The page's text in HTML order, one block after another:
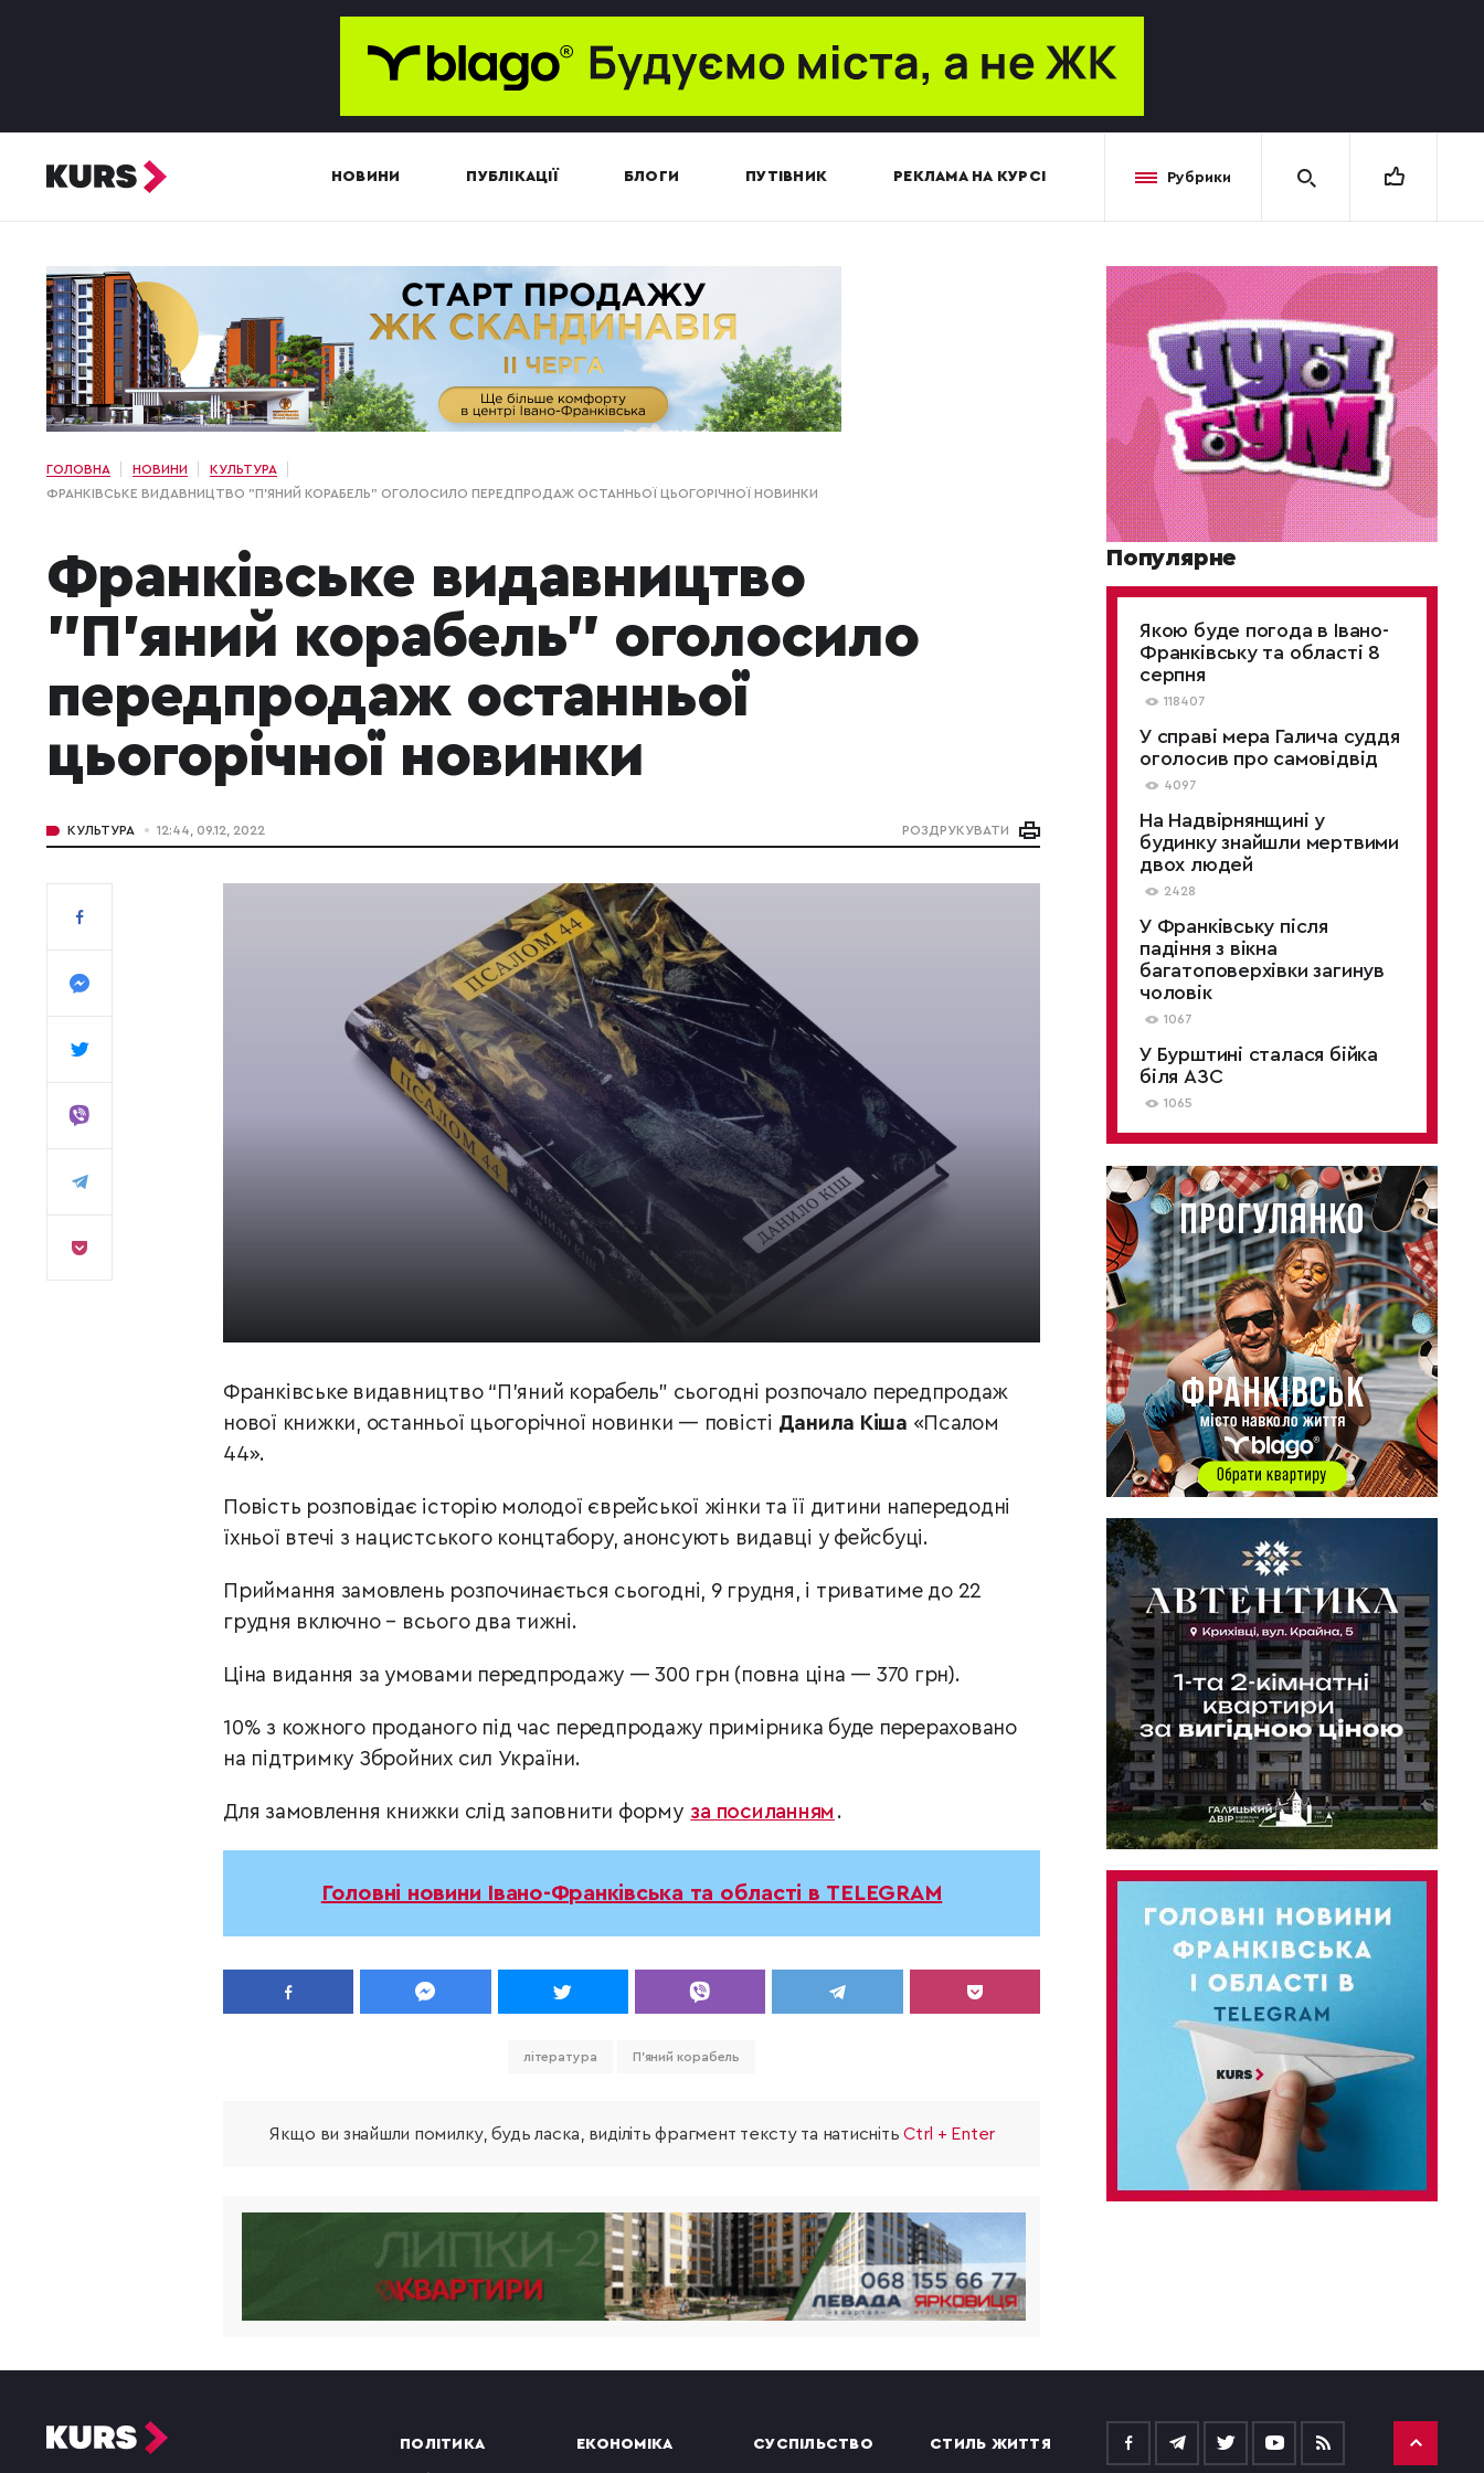
НОВИНИ ПУБЛІКАЦІЇ БЛОГИ ПУТІВНИК РЕКЛАМА НА КУРСІ Рубрики
ГОЛОВНА НОВИНИ
КУЛЬТУРА
ФРАНКІВСЬКЕ ВИДАВНИЦТВО "П'ЯНИЙ КОРАБЕЛЬ" ОГОЛОСИЛО ПЕРЕДПРОДАЖ ОСТАННЬОЇ ЦЬОГОРІЧНОЇ НОВИНКИ
Франківське видавництво
"П'яний корабель" оголосило
передпродаж останньої
цьогорічної новинки
КУЛЬТУРА 12:44, 09.12, 2022 РОЗДРУКУВАТИ
Франківське видавництво “П’яний корабель” сьогодні розпочало передпродаж
нової книжки, останньої цьогорічної новинки — повісті Данила Кіша «Псалом
44».
Повість розповідає історію молодої єврейської жінки та її дитини напередодні
їхньої втечі з нацистського концтабору, анонсують видавці у фейсбуці.
Приймання замовлень розпочинається сьогодні, 9 грудня, і триватиме до 22
грудня включно – всього два тижні.
Ціна видання за умовами передпродажу — 300 грн (повна ціна — 370 грн).
10% з кожного проданого під час передпродажу примірника буде перераховано
на підтримку Збройних сил України.
Для замовлення книжки слід заповнити форму за посиланням .
Головні новини Івано-Франківська та області в TELEGRAM
література П'яний корабель
Якщо ви знайшли помилку, будь ласка, виділіть фрагмент тексту та натиснітьCtrl + Enter
Популярне
Якою буде погода в Івано-
Франківську та області 8
серпня
118407
У справі мера Галича суддя
оголосив про самовідвід
4097
На Надвірнянщині у
будинку знайшли мертвими
двох людей
2428
У Франківську після
падіння з вікна
багатоповерхівки загинув
чоловік
1067
У Бурштині сталася бійка
біля АЗС
1065
ПОЛІТИКА ЕКОНОМІКА СУСПІЛЬСТВО СТИЛЬ ЖИТТЯ